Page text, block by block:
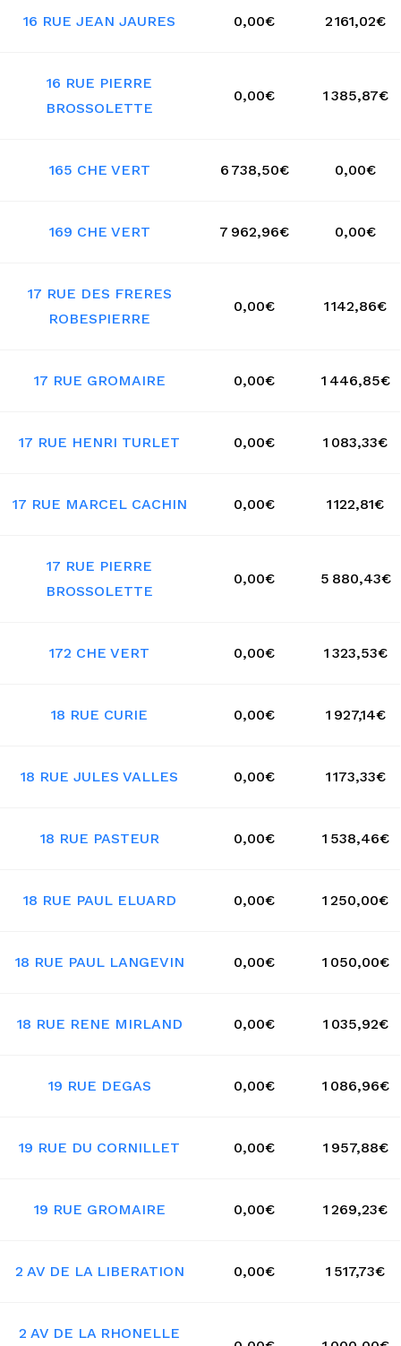
16 RUE JEAN JAURES 0,00€ 2 161,02€
16 RUE PIERRE
BROSSOLETTE
0,00€ 1 385,87€
165 CHE VERT 6 738,50€ 0,00€
169 CHE VERT 7 962,96€ 0,00€
17 RUE DES FRERES
ROBESPIERRE
0,00€ 1 142,86€
17 RUE GROMAIRE 0,00€ 1 446,85€
17 RUE HENRI TURLET 0,00€ 1 083,33€
17 RUE MARCEL CACHIN 0,00€ 1 122,81€
17 RUE PIERRE
BROSSOLETTE
0,00€ 5 880,43€
172 CHE VERT 0,00€ 1 323,53€
18 RUE CURIE 0,00€ 1 927,14€
18 RUE JULES VALLES 0,00€ 1 173,33€
18 RUE PASTEUR 0,00€ 1 538,46€
18 RUE PAUL ELUARD 0,00€ 1 250,00€
18 RUE PAUL LANGEVIN 0,00€ 1 050,00€
18 RUE RENE MIRLAND 0,00€ 1 035,92€
19 RUE DEGAS 0,00€ 1 086,96€
19 RUE DU CORNILLET 0,00€ 1 957,88€
19 RUE GROMAIRE 0,00€ 1 269,23€
2 AV DE LA LIBERATION 0,00€ 1 517,73€
2 AV DE LA RHONELLE